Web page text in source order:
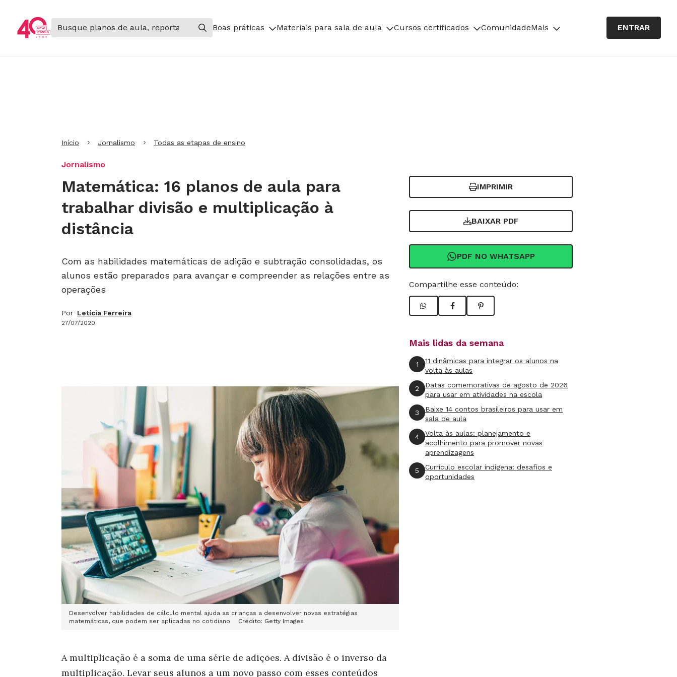
Boas práticas Materiais para sala de aula Cursos certificados ComunidadeMais ENTRAR
Início Jornalismo Todas as etapas de ensino
Jornalismo
Matemática: 16 planos de aula para
trabalhar divisão e multiplicação à
distância
Com as habilidades matemáticas de adição e subtração consolidadas, os
alunos estão preparados para avançar e compreender as relações entre as
operações
Por Letícia Ferreira
27/07/2020
IMPRIMIR
BAIXAR PDF
PDF NO WHATSAPP
Compartilhe esse conteúdo:
Desenvolver habilidades de cálculo mental ajuda as crianças a desenvolver novas estratégias
matemáticas, que podem ser aplicadas no cotidiano Crédito: Getty Images
A multiplicação é a soma de uma série de adições. A divisão é o inverso da
multiplicação. Levar seus alunos a um novo passo com esses conteúdos
Mais lidas da semana
1
11 dinâmicas para integrar os alunos na
volta às aulas
2
Datas comemorativas de agosto de 2026
para usar em atividades na escola
3
Baixe 14 contos brasileiros para usar em
sala de aula
4
Volta às aulas: planejamento e
acolhimento para promover novas
aprendizagens
5
Currículo escolar indígena: desafios e
oportunidades